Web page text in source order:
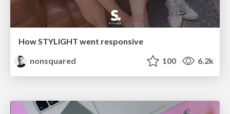
How STYLIGHT went responsive
nonsquared
100 6.2k